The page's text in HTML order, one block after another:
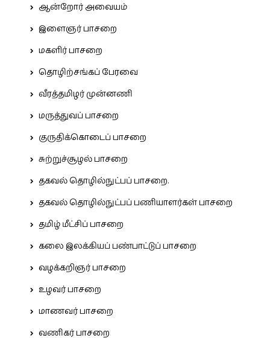
ஆன்றோர் அவையம்
இளைஞர் பாசறை
மகளிர் பாசறை
தொழிற்சங்கப் பேரவை
வீரத்தமிழர் முன்னணி
மருத்துவப் பாசறை
குருதிக்கொடைப் பாசறை
சுற்றுச்சூழல் பாசறை
தகவல் தொழில்நுட்பப் பாசறை.
தகவல் தொழில்நுட்பப் பணியாளர்கள் பாசறை
தமிழ் மீட்சிப் பாசறை
கலை இலக்கியப் பண்பாட்டுப் பாசறை
வழக்கறிஞர் பாசறை
உழவர் பாசறை
மாணவர் பாசறை
வணிகர் பாசறை